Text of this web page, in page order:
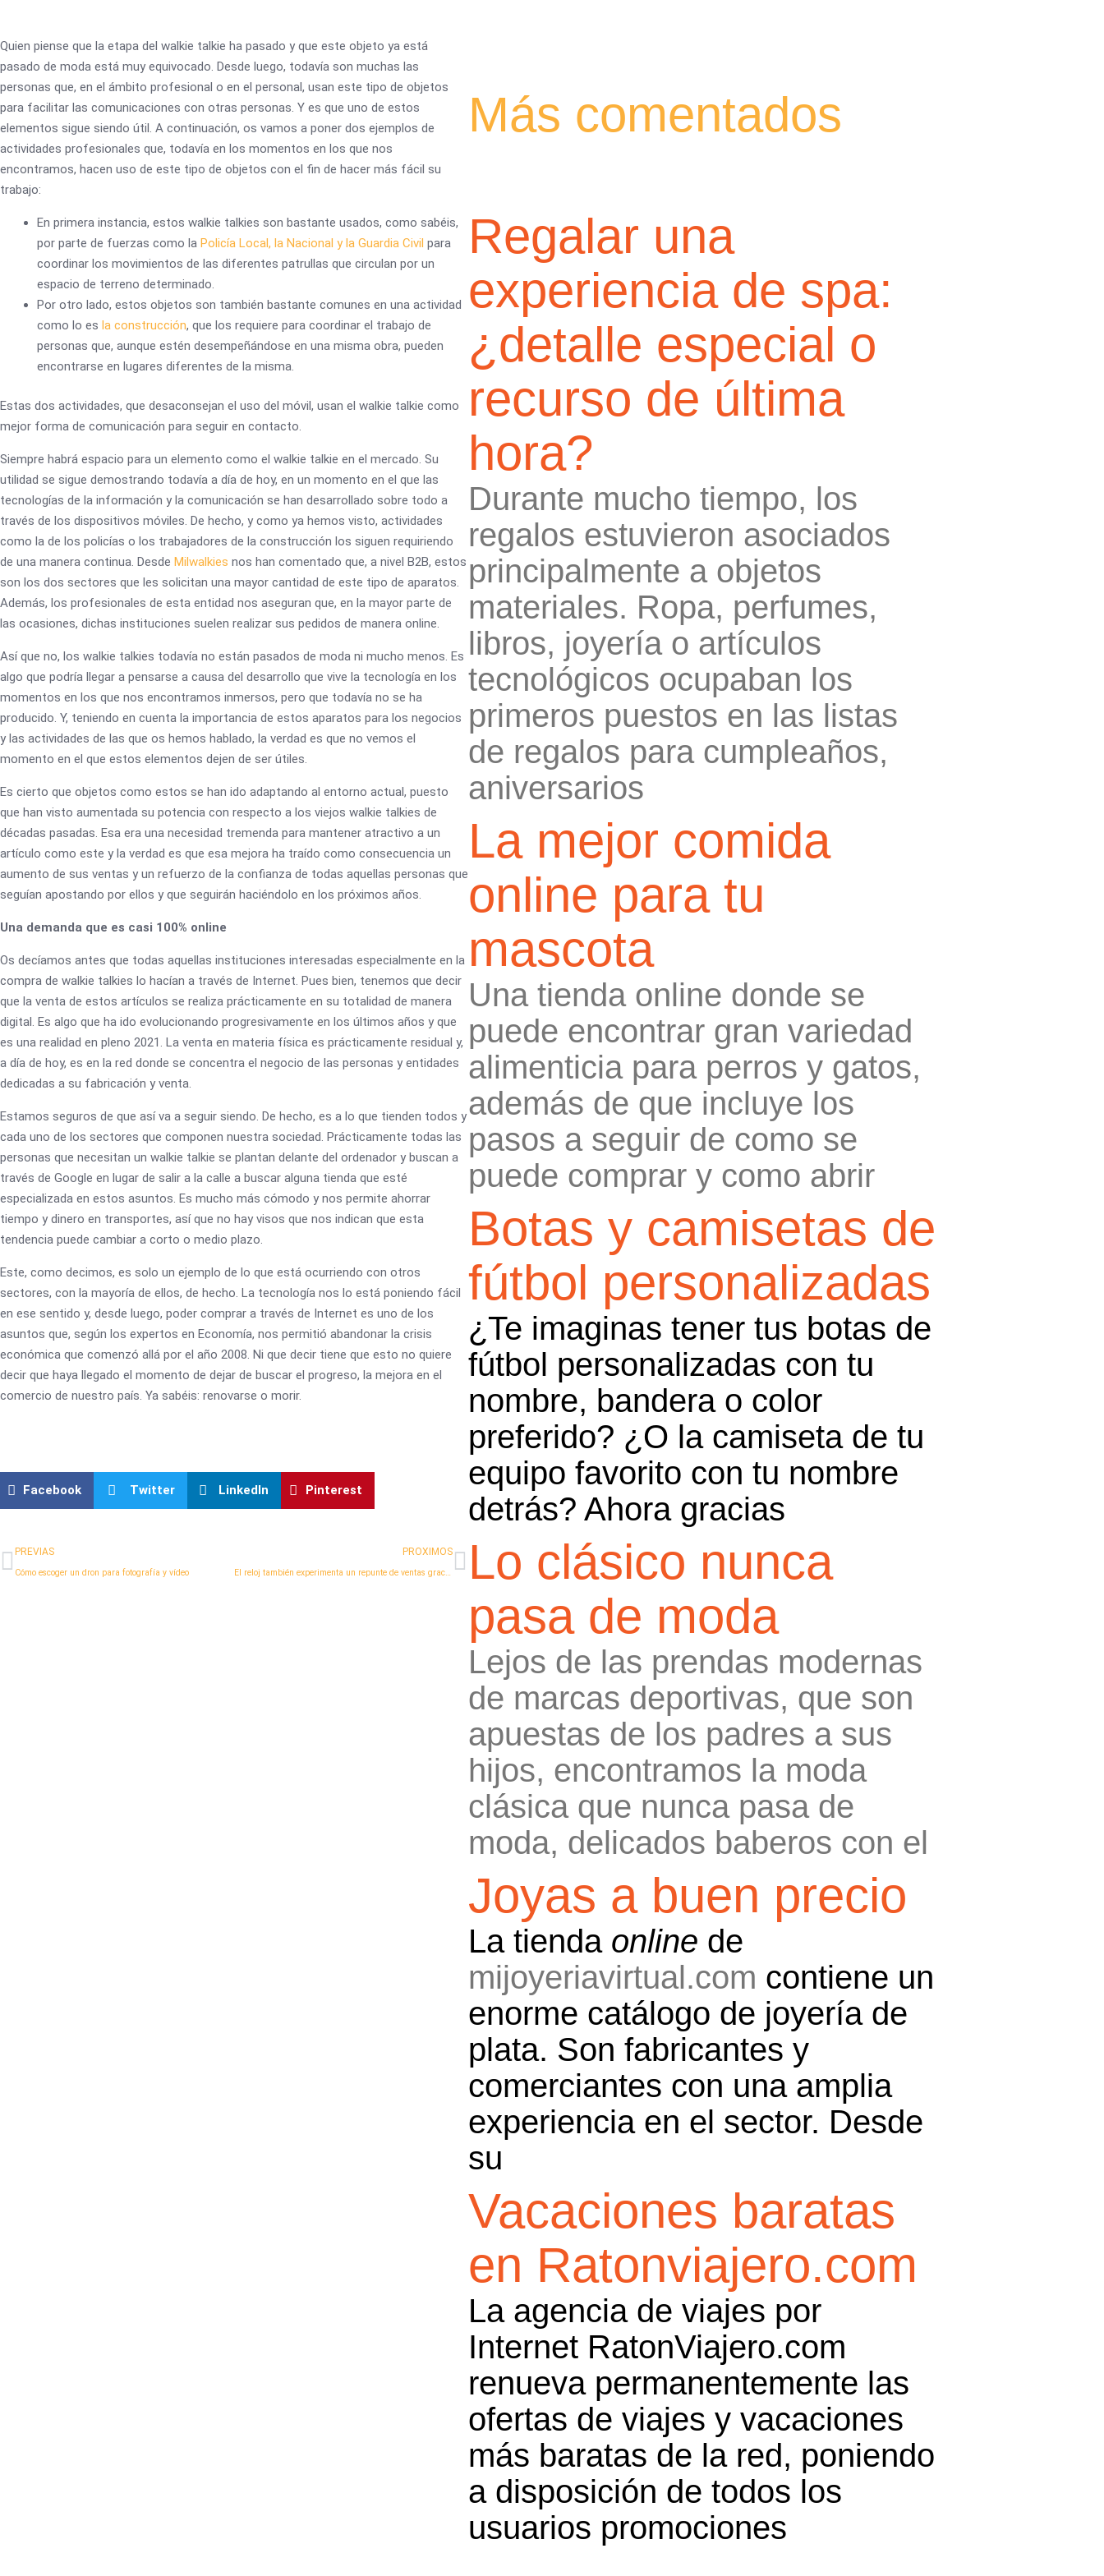
Quien piense que la etapa del walkie talkie ha pasado y que este objeto ya está
pasado de moda está muy equivocado. Desde luego, todavía son muchas las
personas que, en el ámbito profesional o en el personal, usan este tipo de objetos
para facilitar las comunicaciones con otras personas. Y es que uno de estos
elementos sigue siendo útil. A continuación, os vamos a poner dos ejemplos de
actividades profesionales que, todavía en los momentos en los que nos
encontramos, hacen uso de este tipo de objetos con el fin de hacer más fácil su
trabajo:
En primera instancia, estos walkie talkies son bastante usados, como sabéis,
por parte de fuerzas como la Policía Local, la Nacional y la Guardia Civil para
coordinar los movimientos de las diferentes patrullas que circulan por un
espacio de terreno determinado.
Por otro lado, estos objetos son también bastante comunes en una actividad
como lo es la construcción, que los requiere para coordinar el trabajo de
personas que, aunque estén desempeñándose en una misma obra, pueden
encontrarse en lugares diferentes de la misma.
Estas dos actividades, que desaconsejan el uso del móvil, usan el walkie talkie como
mejor forma de comunicación para seguir en contacto.
Siempre habrá espacio para un elemento como el walkie talkie en el mercado. Su
utilidad se sigue demostrando todavía a día de hoy, en un momento en el que las
tecnologías de la información y la comunicación se han desarrollado sobre todo a
través de los dispositivos móviles. De hecho, y como ya hemos visto, actividades
como la de los policías o los trabajadores de la construcción los siguen requiriendo
de una manera continua. Desde Milwalkies nos han comentado que, a nivel B2B, estos
son los dos sectores que les solicitan una mayor cantidad de este tipo de aparatos.
Además, los profesionales de esta entidad nos aseguran que, en la mayor parte de
las ocasiones, dichas instituciones suelen realizar sus pedidos de manera online.
Así que no, los walkie talkies todavía no están pasados de moda ni mucho menos. Es
algo que podría llegar a pensarse a causa del desarrollo que vive la tecnología en los
momentos en los que nos encontramos inmersos, pero que todavía no se ha
producido. Y, teniendo en cuenta la importancia de estos aparatos para los negocios
y las actividades de las que os hemos hablado, la verdad es que no vemos el
momento en el que estos elementos dejen de ser útiles.
Es cierto que objetos como estos se han ido adaptando al entorno actual, puesto
que han visto aumentada su potencia con respecto a los viejos walkie talkies de
décadas pasadas. Esa era una necesidad tremenda para mantener atractivo a un
artículo como este y la verdad es que esa mejora ha traído como consecuencia un
aumento de sus ventas y un refuerzo de la confianza de todas aquellas personas que
seguían apostando por ellos y que seguirán haciéndolo en los próximos años.
Una demanda que es casi 100% online
Os decíamos antes que todas aquellas instituciones interesadas especialmente en la
compra de walkie talkies lo hacían a través de Internet. Pues bien, tenemos que decir
que la venta de estos artículos se realiza prácticamente en su totalidad de manera
digital. Es algo que ha ido evolucionando progresivamente en los últimos años y que
es una realidad en pleno 2021. La venta en materia física es prácticamente residual y,
a día de hoy, es en la red donde se concentra el negocio de las personas y entidades
dedicadas a su fabricación y venta.
Estamos seguros de que así va a seguir siendo. De hecho, es a lo que tienden todos y
cada uno de los sectores que componen nuestra sociedad. Prácticamente todas las
personas que necesitan un walkie talkie se plantan delante del ordenador y buscan a
través de Google en lugar de salir a la calle a buscar alguna tienda que esté
especializada en estos asuntos. Es mucho más cómodo y nos permite ahorrar
tiempo y dinero en transportes, así que no hay visos que nos indican que esta
tendencia puede cambiar a corto o medio plazo.
Este, como decimos, es solo un ejemplo de lo que está ocurriendo con otros
sectores, con la mayoría de ellos, de hecho. La tecnología nos lo está poniendo fácil
en ese sentido y, desde luego, poder comprar a través de Internet es uno de los
asuntos que, según los expertos en Economía, nos permitió abandonar la crisis
económica que comenzó allá por el año 2008. Ni que decir tiene que esto no quiere
decir que haya llegado el momento de dejar de buscar el progreso, la mejora en el
comercio de nuestro país. Ya sabéis: renovarse o morir.
Facebook Twitter LinkedIn Pinterest
Ant
PREVIAS
Cómo escoger un dron para fotografía y vídeo
PROXIMOS
El reloj también experimenta un repunte de ventas gracias al comercio online
Siguiente
Más comentados
Regalar una
experiencia de spa:
¿detalle especial o
recurso de última
hora?
Durante mucho tiempo, los
regalos estuvieron asociados
principalmente a objetos
materiales. Ropa, perfumes,
libros, joyería o artículos
tecnológicos ocupaban los
primeros puestos en las listas
de regalos para cumpleaños,
aniversarios
La mejor comida
online para tu
mascota
Una tienda online donde se
puede encontrar gran variedad
alimenticia para perros y gatos,
además de que incluye los
pasos a seguir de como se
puede comprar y como abrir
Botas y camisetas de
fútbol personalizadas
¿Te imaginas tener tus botas de
fútbol personalizadas con tu
nombre, bandera o color
preferido? ¿O la camiseta de tu
equipo favorito con tu nombre
detrás? Ahora gracias
Lo clásico nunca
pasa de moda
Lejos de las prendas modernas
de marcas deportivas, que son
apuestas de los padres a sus
hijos, encontramos la moda
clásica que nunca pasa de
moda, delicados baberos con el
Joyas a buen precio
La tienda online de
mijoyeriavirtual.com contiene un
enorme catálogo de joyería de
plata. Son fabricantes y
comerciantes con una amplia
experiencia en el sector. Desde
su
Vacaciones baratas
en Ratonviajero.com
La agencia de viajes por
Internet RatonViajero.com
renueva permanentemente las
ofertas de viajes y vacaciones
más baratas de la red, poniendo
a disposición de todos los
usuarios promociones